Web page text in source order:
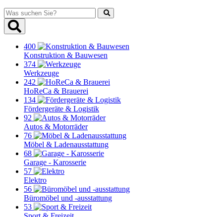
Was
suchen
Sie?
400
Konstruktion & Bauwesen
374
Werkzeuge
242
HoReCa & Brauerei
134
Fördergeräte & Logistik
92
Autos & Motorräder
76
Möbel & Ladenausstattung
68
Garage - Karosserie
57
Elektro
56
Büromöbel und -ausstattung
53